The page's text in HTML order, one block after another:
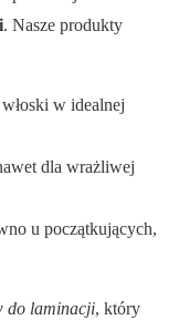
. Nasze produkty
w idealnej
dla wrażliwej
u początkujących,
do laminacji, który